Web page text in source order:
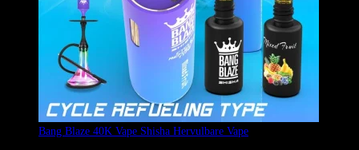
Bang Blaze 40K Vape Shisha Hervulbare Vape